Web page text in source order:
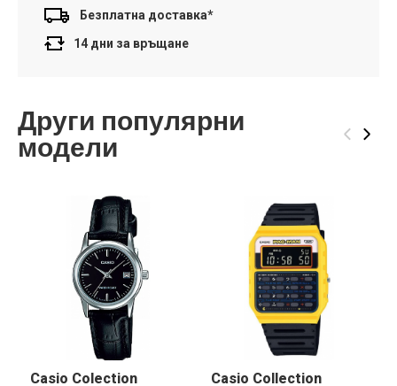
Безплатна доставка*
14 дни за връщане
Други популярни
модели ‹ ›
Casio Colection
Casio Collection